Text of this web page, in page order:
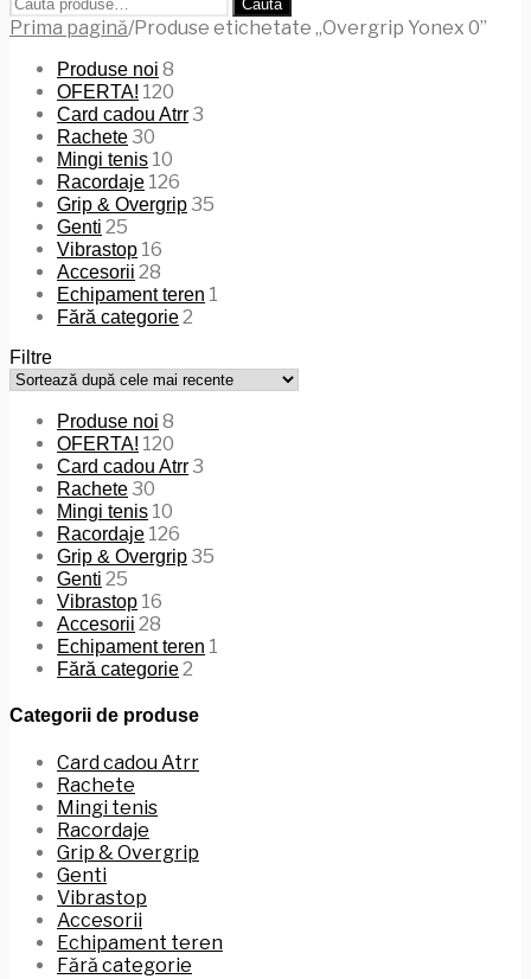
după:
Caută
Prima pagină/Produse etichetate „Overgrip Yonex 0”
Produse noi 8
OFERTA! 120
Card cadou Atrr3
Rachete30
Mingi tenis 10
Racordaje 126
Grip & Overgrip35
Genti 25
Vibrastop 16
Accesorii 28
Echipament teren 1
Fără categorie2
Filtre
Produse noi 8
OFERTA! 120
Card cadou Atrr3
Rachete30
Mingi tenis 10
Racordaje 126
Grip & Overgrip35
Genti 25
Vibrastop 16
Accesorii 28
Echipament teren 1
Fără categorie2
Categorii de produse
Card cadou Atrr
Rachete
Mingi tenis
Racordaje
Grip & Overgrip
Genti
Vibrastop
Accesorii
Echipament teren
Fără categorie